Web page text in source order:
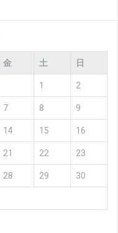
金 土 日
1 2
7 8 9
14 15 16
21 22 23
28 29 30